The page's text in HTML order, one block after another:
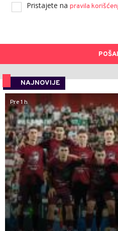
Pristajete na pravila
NAJNOVIJE
Pre 1 h